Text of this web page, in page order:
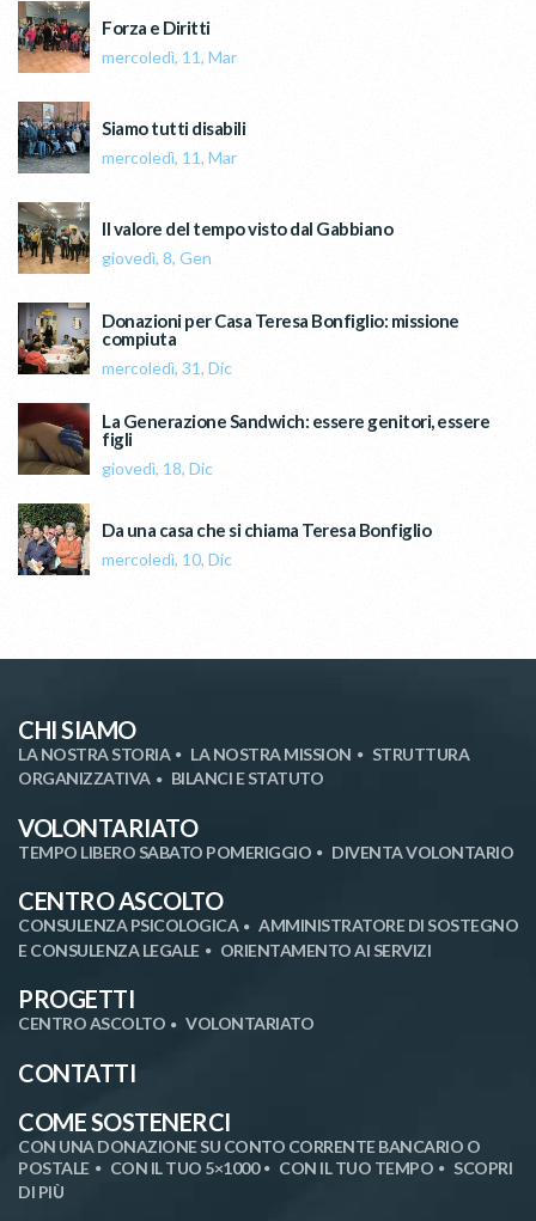
Forza e Diritti
mercoledì, 11, Mar
Siamo tutti disabili
mercoledì, 11, Mar
Il valore del tempo visto dal Gabbiano
giovedì, 8, Gen
Donazioni per Casa Teresa Bonfiglio: missione
compiuta
mercoledì, 31, Dic
La Generazione Sandwich: essere genitori, essere
figli
giovedì, 18, Dic
Da una casa che si chiama Teresa Bonfiglio
mercoledì, 10, Dic
CHI SIAMO
LA NOSTRA STORIA LA NOSTRA MISSION
STRUTTURA
ORGANIZZATIVA
BILANCI E STATUTO
VOLONTARIATO
TEMPO LIBERO SABATO POMERIGGIO DIVENTA VOLONTARIO
CENTRO ASCOLTO
CONSULENZA PSICOLOGICA
AMMINISTRATORE DI SOSTEGNO
E CONSULENZA LEGALE
ORIENTAMENTO AI SERVIZI
PROGETTI
CENTRO ASCOLTO VOLONTARIATO
CONTATTI
COME SOSTENERCI
CON UNA DONAZIONE SU CONTO CORRENTE BANCARIO O
POSTALE
CON IL TUO 5×1000 CON IL TUO TEMPO
SCOPRI
DI PIÙ